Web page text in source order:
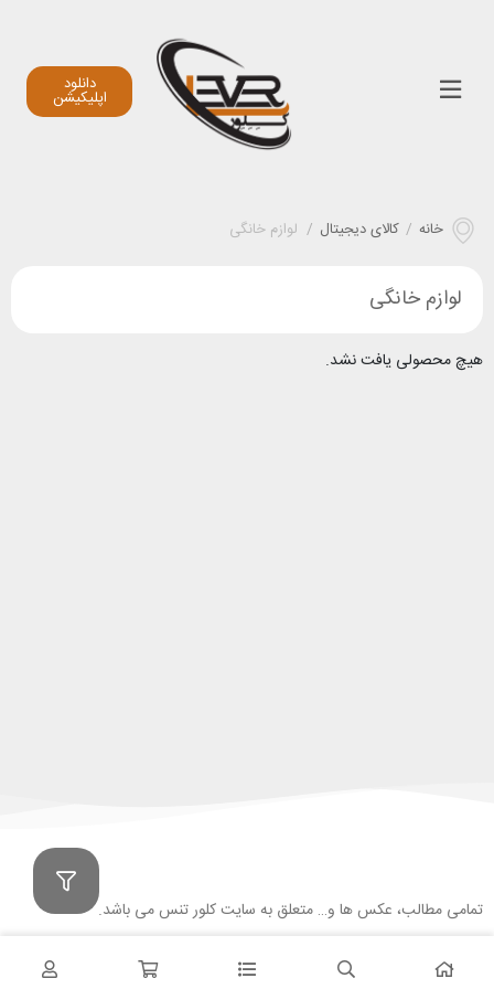
دانلود
اپلیکیشن
خانه / کالای دیجیتال / لوازم خانگی
لوازم خانگی
هیچ محصولی یافت نشد.
تمامی مطالب، عکس ها و… متعلق به سایت کلور تنس می باشد.